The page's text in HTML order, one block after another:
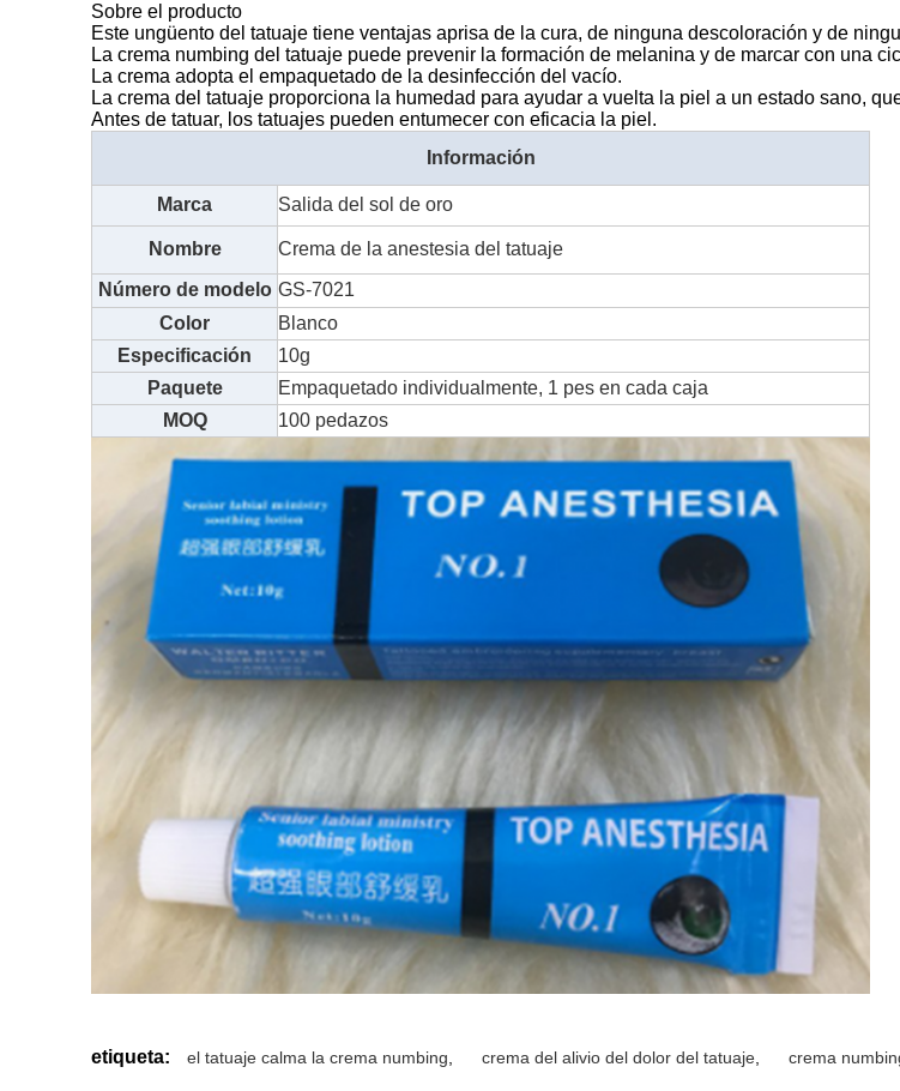
Sobre el producto
Este ungüento del tatuaje tiene ventajas aprisa de la cura, de ninguna descoloración y de
La crema numbing del tatuaje puede prevenir la formación de melanina y de marcar con una
La crema adopta el empaquetado de la desinfección del vacío.
La crema del tatuaje proporciona la humedad para ayudar a vuelta la piel a un estado sano,
Antes de tatuar, los tatuajes pueden entumecer con eficacia la piel.
Información
Marca Salida del sol de oro
Nombre
Crema de la anestesia del tatuaje
Número de modelo GS-7021
Color
Blanco
Especificación
10g
Paquete
Empaquetado individualmente, 1 pes en cada caja
MOQ
100 pedazos
etiqueta: el tatuaje calma la crema numbing crema del alivio del dolor del tatuaje crema